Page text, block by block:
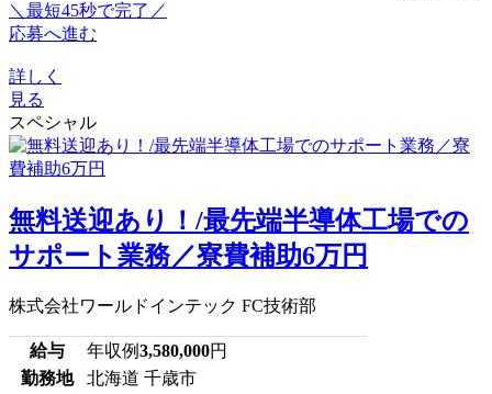
＼最短45秒で完了／
応募へ進む
詳しく
見る
スペシャル
無料送迎あり！/最先端半導体工場での
サポート業務／寮費補助6万円
株式会社ワールドインテック FC技術部
給与 年収例3,580,000円
勤務地
北海道 千歳市